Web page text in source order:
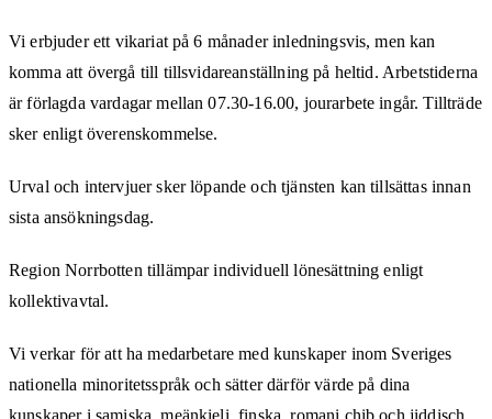
Vi erbjuder ett vikariat på 6 månader inledningsvis, men kan
komma att övergå till tillsvidareanställning på heltid. Arbetstiderna
är förlagda vardagar mellan 07.30-16.00, jourarbete ingår. Tillträde
sker enligt överenskommelse.
Urval och intervjuer sker löpande och tjänsten kan tillsättas innan
sista ansökningsdag.
Region Norrbotten tillämpar individuell lönesättning enligt
kollektivavtal.
Vi verkar för att ha medarbetare med kunskaper inom Sveriges
nationella minoritetsspråk och sätter därför värde på dina